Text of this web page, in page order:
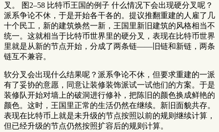
叉。 图2–58 比特币王国的例子 什么情况下会出现硬分叉呢？
派系争论不休，于是开始各干各的。提议推翻重建的人雇了几
十个民工，新的建筑焕然一新，王国里新旧建筑的风格相当不
统一。这就相当于比特币世界里的硬分叉，表现在比特币世界
里就是从新的节点开始，分成了两条链——旧链和新链，两条
链互不兼容。
软分叉会出现什么结果呢？派系争论不休，但要求重建的一派
有了妥协的意愿，同意让装修装饰派试一试他们的方案。于是
装修队开始对墙上的破洞进行修补，把陈旧的颜色换成鲜艳的
颜色。这时，王国里正常的生活仍然在继续。新旧面貌共存。
表现在比特币上就是未升级的节点按照以前的规则继续计算，
但已经升级的节点仍然按照扩容后的规则计算。